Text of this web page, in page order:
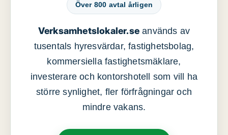
Över 800 avtal årligen
Verksamhetslokaler.se används av
tusentals hyresvärdar, fastighetsbolag,
kommersiella fastighetsmäklare,
investerare och kontorshotell som vill ha
större synlighet, fler förfrågningar och
mindre vakans.